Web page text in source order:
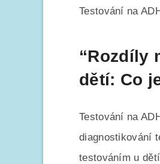
Testování na
“Rozdíly
dětí: Co
Testování na
diagnostikování
testováním u